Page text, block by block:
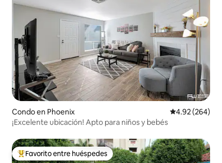
Condo en Phoenix Calificación
4.92 (264)
¡Excelente ubicación! Apto para niños y bebés
Favorito entre huéspedes preferido
Favorito entre huéspedes